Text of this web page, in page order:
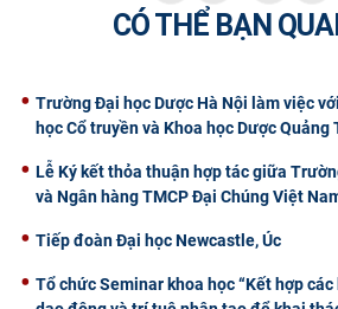
CÓ THỂ BẠN
Trường Đại học Dược Hà Nội làm việc
học Cổ truyền và Khoa học Dược Quảng
Lễ Ký kết thỏa thuận hợp tác giữa
và Ngân hàng TMCP Đại Chúng Việt
Tiếp đoàn Đại học Newcastle, Úc
Tổ chức Seminar khoa học “Kết hợp